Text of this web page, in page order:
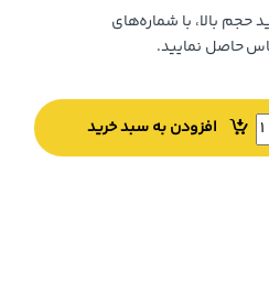
حجم بالا، با شماره‌های
افزودن به سبد خرید